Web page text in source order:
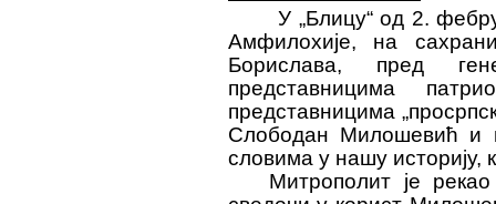
У „Блицу“ од 2.
Амфилохије, на
Борислава, пред
представницима
представницима
Слободан Милошевић и
словима у нашу историју,
Митрополит је